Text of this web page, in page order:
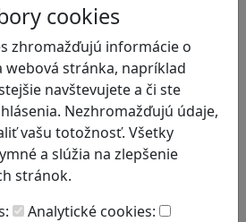
cookies
zhromažďujú informácie o
webová stránka, napríklad
navštevujete a či ste
Nezhromažďujú údaje,
vašu totožnosť. Všetky
a slúžia na zlepšenie
stránok.
Analytické cookies:
keď budete
nie alternatívne
v hre Follow me